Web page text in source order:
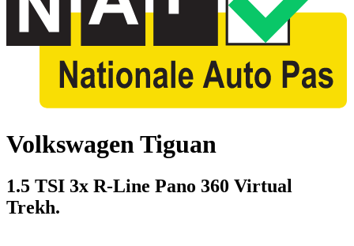
Volkswagen Tiguan
1.5 TSI 3x R-Line Pano 360 Virtual
Trekh.